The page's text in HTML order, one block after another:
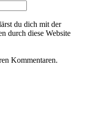
du dich mit der
durch diese Website
Kommentaren.